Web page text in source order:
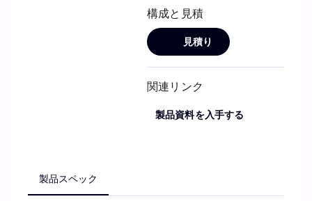
構成と見積
見積り
関連リンク
製品資料を入手する
製品スペック